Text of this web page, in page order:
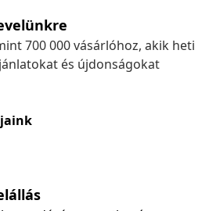
700 000 vásárlóhoz, akik heti
és újdonságokat